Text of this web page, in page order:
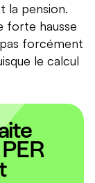
la pension.
forte hausse
forcément
le calcul